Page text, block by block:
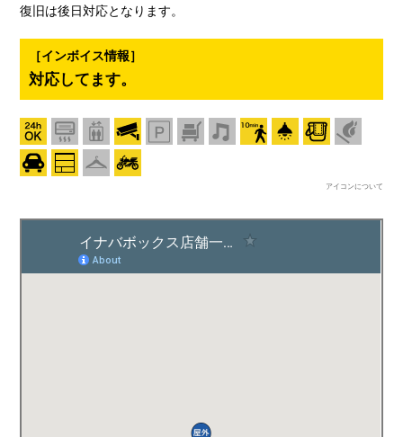
復旧は後日対応となります。
［インボイス情報］
対応してます。
アイコンについて